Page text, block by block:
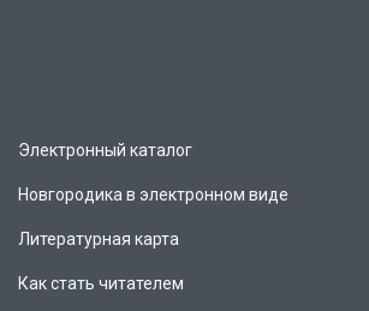
Электронный каталог
Новгородика в электронном виде
Литературная карта
Как стать читателем